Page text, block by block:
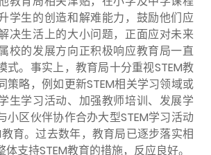
学生的创造和解难能力，鼓励他们应
决生活上的大小问题，正面应对未来
校的发展方向正积极响应教育局一直
式。事实上，教育局十分重视STEM教
策略，例如更新STEM相关学习领域或
生学习活动、加强教师培训、发展学
小区伙伴协作合办大型STEM学习活动
育。过去数年，教育局已逐步落实相
支持STEM教育的措施，反应良好。